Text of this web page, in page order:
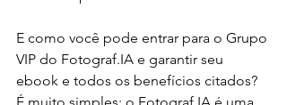
E como você pode entrar para o Grupo
VIP do Fotograf.IA e garantir seu
ebook e todos os benefícios citados?